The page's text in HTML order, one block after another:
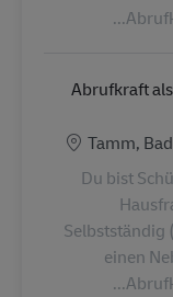
Abrufkraft
Tamm,
Du bist
Selbstständig
einen